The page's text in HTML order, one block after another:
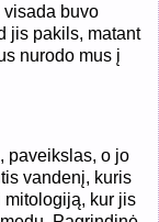
visada buvo
jis pakils, matant
nurodo mus į
paveikslas, o jo
vandenį, kuris
mitologiją, kur jis